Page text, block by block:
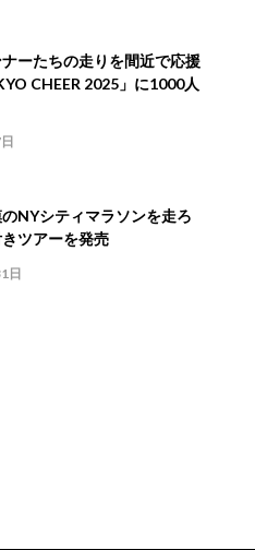
ーたちの走りを間近で応援
CHEER 2025」に1000人
NYシティマラソンを走ろ
ツアーを発売
日